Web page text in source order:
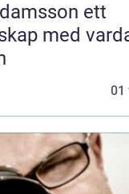
ett
med
01